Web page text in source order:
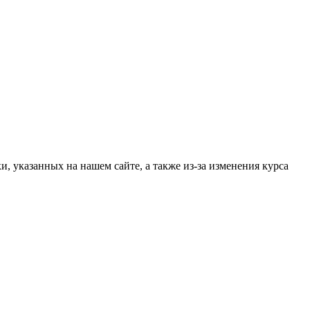
указанных на нашем сайте, а также из-за изменения курса